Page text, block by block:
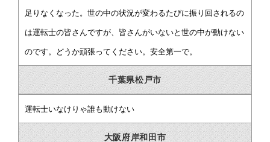
足りなくなった。世の中の状況が変わるたびに振り回されるの
は運転士の皆さんですが、皆さんがいないと世の中が動けない
のです。どうか頑張ってください。安全第一で。
千葉県松戸市
運転士いなけりゃ誰も動けない
大阪府岸和田市